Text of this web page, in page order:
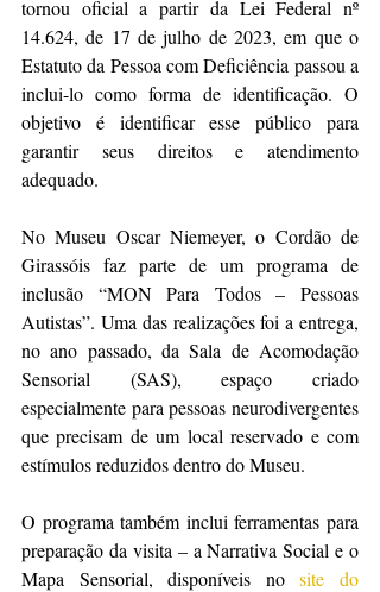
tornou oficial a partir da Lei Federal nº
14.624, de 17 de julho de 2023, em que o
Estatuto da Pessoa com Deficiência passou a
inclui-lo como forma de identificação. O
objetivo é identificar esse público para
garantir seus direitos e atendimento
adequado.
No Museu Oscar Niemeyer, o Cordão de
Girassóis faz parte de um programa de
inclusão “MON Para Todos – Pessoas
Autistas”. Uma das realizações foi a entrega,
no ano passado, da Sala de Acomodação
Sensorial (SAS), espaço criado
especialmente para pessoas neurodivergentes
que precisam de um local reservado e com
estímulos reduzidos dentro do Museu.
O programa também inclui ferramentas para
preparação da visita – a Narrativa Social e o
Mapa Sensorial, disponíveis no site do